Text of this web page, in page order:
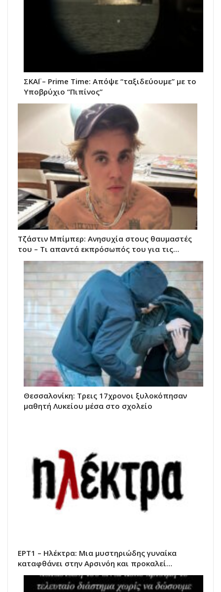
ΣΚΑΪ – Prime Time: Απόψε “ταξιδεύουμε” με το
Υποβρύχιο “Πιπίνος”
Τζάστιν Μπίμπερ: Ανησυχία στους θαυμαστές
του – Τι απαντά εκπρόσωπός του για τις…
Θεσσαλονίκη: Τρεις 17χρονοι ξυλοκόπησαν
μαθητή Λυκείου μέσα στο σχολείο
ΕΡΤ1 – Ηλέκτρα: Μια μυστηριώδης γυναίκα
καταφθάνει στην Αρσινόη και προκαλεί…